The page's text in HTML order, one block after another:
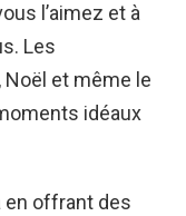
l’aimez et à
Les
et même le
idéaux
en offrant des